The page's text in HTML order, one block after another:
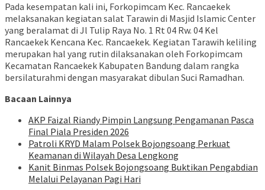
Pada kesempatan kali ini, Forkopimcam Kec. Rancaekek
melaksanakan kegiatan salat Tarawin di Masjid Islamic Center
yang beralamat di Jl Tulip Raya No. 1 Rt 04 Rw. 04 Kel
Rancaekek Kencana Kec. Rancaekek. Kegiatan Tarawih keliling
merupakan hal yang rutin dilaksanakan oleh Forkopimcam
Kecamatan Rancaekek Kabupaten Bandung dalam rangka
bersilaturahmi dengan masyarakat dibulan Suci Ramadhan.
Bacaan Lainnya
AKP Faizal Riandy Pimpin Langsung Pengamanan Pasca
Final Piala Presiden 2026
Patroli KRYD Malam Polsek Bojongsoang Perkuat
Keamanan di Wilayah Desa Lengkong
Kanit Binmas Polsek Bojongsoang Buktikan Pengabdian
Melalui Pelayanan Pagi Hari